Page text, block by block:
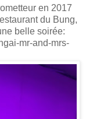
en 2017
du Bung,
belle soirée:
mr-and-mrs-